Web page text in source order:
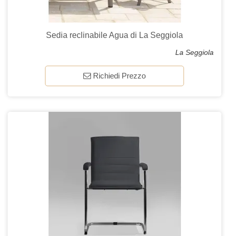
Sedia reclinabile Agua di La Seggiola
La Seggiola
Richiedi Prezzo